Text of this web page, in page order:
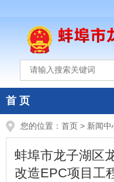
首 页
您的位置： 首页 > 新闻中
蚌埠市龙子湖区
改造EPC项目工